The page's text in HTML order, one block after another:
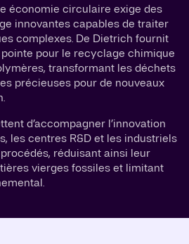
économie circulaire exige des
innovantes capables de traiter
complexes. De Dietrich fournit
pour le recyclage chimique
transformant les déchets
précieuses pour de nouveaux
d’accompagner l’innovation
les centres R&D et les industriels
réduisant ainsi leur
vierges fossiles et limitant